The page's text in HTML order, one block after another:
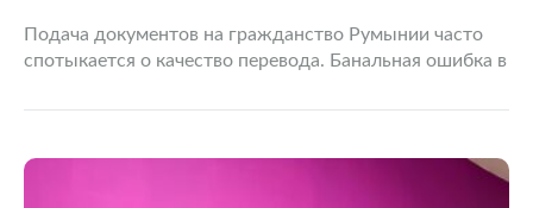
Подача документов на гражданство Румынии часто
спотыкается о качество перевода. Банальная ошибка в
переведенная печать в архивной справке гарантируют